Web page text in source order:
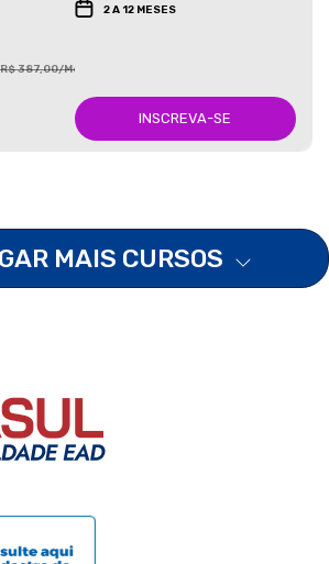
2 A 12 MESES
387,00/Mês
INSCREVA-SE
MAIS CURSOS